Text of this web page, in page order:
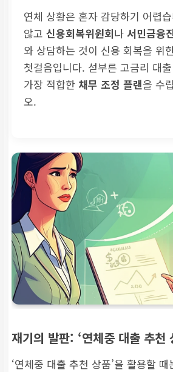
연체 상황은 혼자 감당하기 어렵
않고 신용회복위원회나 서민금융
와 상담하는 것이 신용 회복을 위
첫걸음입니다. 섣부른 고금리 대
가장 적합한 채무 조정 플랜을 수
오.
재기의 발판: ‘연체중 대출 추천
‘연체중 대출 추천 상품’을 활용할